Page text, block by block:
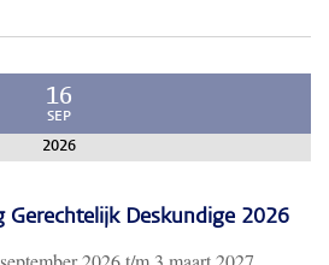
16
SEP
2026
Gerechtelijk Deskundige 2026